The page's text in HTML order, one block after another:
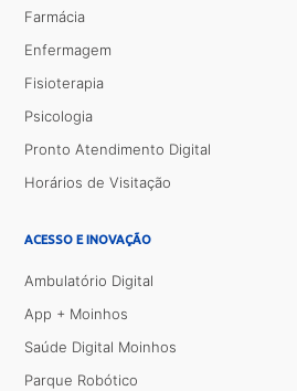
Farmácia
Enfermagem
Fisioterapia
Psicologia
Pronto Atendimento Digital
Horários de Visitação
ACESSO E INOVAÇÃO
Ambulatório Digital
App + Moinhos
Saúde Digital Moinhos
Parque Robótico